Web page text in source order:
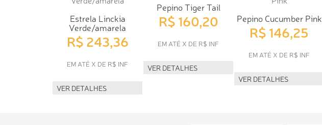
Estrela Linckia
Verde/amarela
R$ 243,36
EM ATÉ X DE R$ INF
VER DETALHES
Pepino Tiger Tail
R$ 160,20
EM ATÉ X DE R$ INF
VER DETALHES
Pepino Cucumber Pink
R$ 146,25
EM ATÉ X DE R$ INF
VER DETALHES